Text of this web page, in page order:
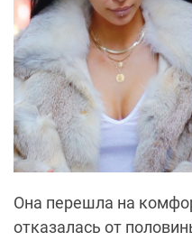
Она перешла на
отказалась от